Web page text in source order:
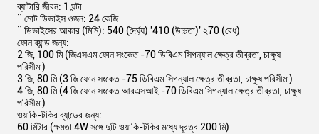
ব্যাটারি জীবন: 1 ঘন্টা
¨ মোট ডিভাইস ওজন: 24 কেজি
¨ ডিভাইসের আকার (মিমি): 540 (দৈর্ঘ্য) '410 (উচ্চতা)' ২70 (বেধ)
ফোন ব্যান্ড জন্য:
2 জি, 100 মি (জিএসএম ফোন সংকেত -70 ডিবিএম সিগন্যাল ক্ষেত্র তীব্রতা, চাক্ষুষ
পরিসীমা)
3 জি, 80 মি (3 জি ফোন সংকেত -75 ডিবিএম সিগন্যাল ক্ষেত্র তীব্রতা, চাক্ষুষ পরিসীমা)
4 জি, 80 মি (4 জি ফোন সংকেত আরএসআই -70 ডিবিএম সিগন্যাল ক্ষেত্র তীব্রতা, চাক্ষুষ
পরিসীমা)
ওয়াকি-টকির ব্যান্ডের জন্য:
60 মিটার (ক্ষমতা 4W সঙ্গে দুটি ওয়াকি-টকির মধ্যে দূরত্ব 200 মি)